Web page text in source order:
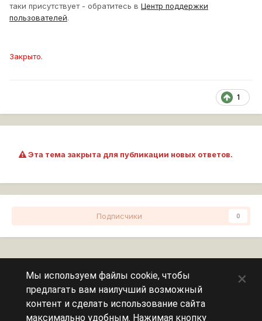
таки присутствует - обратитесь в Центр поддержки
пользователей.
Закрыто.
1
Эта тема закрыта для публикации новых ответов.
Подписчики 0
Сейчас на странице
Мы используем файлы cookie, чтобы
предлагать вам наилучший возможный
контент и сделать использование сайта
максимально удобным. Нажимая кнопку
×